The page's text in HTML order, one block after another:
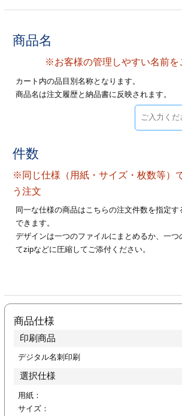
＆盛り上げ印刷
イズ
型マル型印刷
ー印刷
刷
印刷
フォルダー
ファイル印刷
印刷
印刷
印刷
印刷
刷
名刺印刷
印刷
ムカード印刷
カード印刷
フォルダー
ファイル印刷
ァイル印刷
14
15
21
22
30
・・休業日
商品名
※お客様の管理しやすい名前を
カート内の品目別名称となります。
商品名は注文履歴と納品書に反映されます。
件数
※同じ仕様（用紙・サイズ・枚数等）
う注文
同一な仕様の商品はこちらの注文件数を指定
できます。
デザインは一つのファイルにまとめるか、一つ
てzipなどに圧縮してご添付ください。
商品仕様
印刷商品
デジタル名刺印刷
選択仕様
用紙：
サイズ：